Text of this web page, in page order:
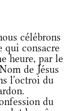
célébrons
qui consacre
heure, par le
de Jésus
l'octroi du
du